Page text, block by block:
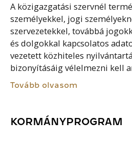
A közigazgatási szervnél
személyekkel, jogi
szervezetekkel, továbbá
és dolgokkal kapcsolatos
vezetett közhiteles
bizonyításáig vélelmezni kell
Tovább olvasom
KORMÁNYPROGRAM